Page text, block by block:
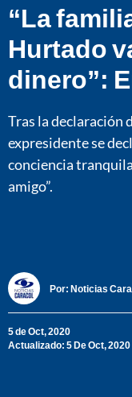
“La
Hurtado
dinero”:
Tras la declaración
expresidente se
conciencia
amigo”.
Por: Noticias
5 de Oct, 2020
Actualizado: 5 De Oct, 2020